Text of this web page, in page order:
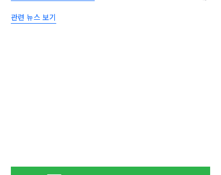
관련 뉴스 보기